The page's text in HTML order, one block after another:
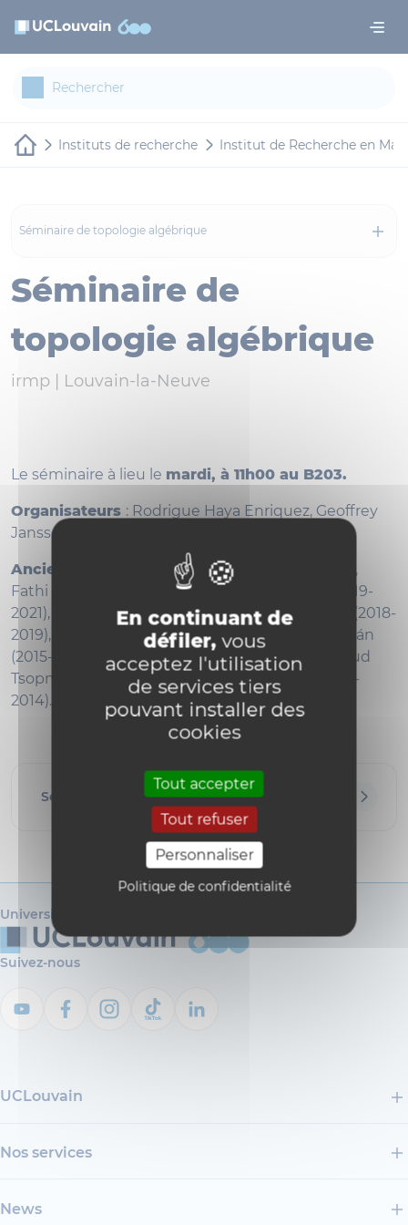
En continuant de
défiler,vous
acceptez l'utilisation
de services tiers
pouvant installer des
cookies
Tout accepter
Tout refuser
Personnaliser
Politique de confidentialité
Instituts de recherche Institut de Recherche en
Séminaire de topologie algébrique
Séminaire de
topologie algébrique
irmp | Louvain-la-Neuve
Le séminaire à lieu le mardi, à 11h00 au B203.
Organisateurs : Rodrigue Haya Enriquez, Geoffrey
Janssens, Léo Schelstraete
Anciens organisateurs: Jieru Zhu (2022-2023),
Fathi Ben Aribi (2019-2023), Abel Lacabanne (2019-
2021), Miradain Atontsa Nguemo and Elia Rizzo (2018-
2019), Pedro Vaz (2016-17), Federico Cantero Morán
(2015-16), Pedro Boavida de Brito and Paul Arnaud
Tsopméné (2014 - 2015), Urtzi Buijs Martín (2013 -
2014).
Séminaires passés
Université catholique de Louvain
Suivez-nous
UCLouvain
Nos services
News